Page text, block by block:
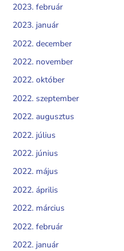
2023. február
2023. január
2022. december
2022. november
2022. október
2022. szeptember
2022. augusztus
2022. július
2022. június
2022. május
2022. április
2022. március
2022. február
2022. január